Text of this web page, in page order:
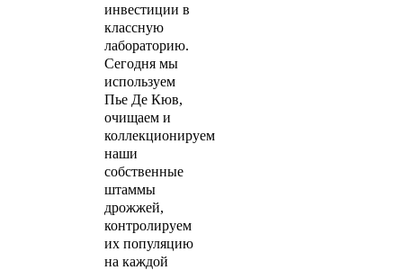
инвестиции в
классную
лабораторию.
Сегодня мы
используем
Пье Де Кюв,
очищаем и
коллекционируем
наши
собственные
штаммы
дрожжей,
контролируем
их популяцию
на каждой